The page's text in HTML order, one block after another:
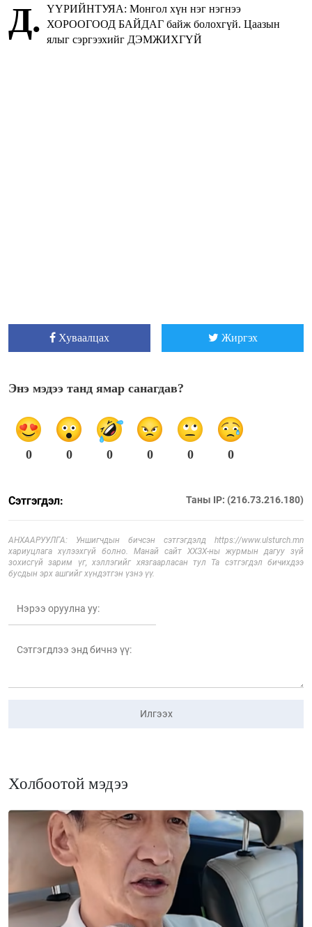
Д. ҮҮРИЙНТУЯА: Монгол хүн нэг нэгнээ
ХОРООГООД БАЙДАГ байж болохгүй. Цаазын
ялыг сэргээхийг ДЭМЖИХГҮЙ
Хуваалцах Жиргэх
Энэ мэдээ танд ямар санагдав?
0 0 0 0 0 0
Сэтгэгдэл: Таны IP: (216.73.216.180)
АНХААРУУЛГА: Уншигчдын бичсэн сэтгэгдэлд https://www.ulsturch.mn
хариуцлага хүлээхгүй болно. Манай сайт ХХЗХ-ны журмын дагуу зүй
зохисгүй зарим үг, хэллэгийг хязгаарласан тул Та сэтгэгдэл бичихдээ
бусдын эрх ашгийг хүндэтгэн үзнэ үү.
Илгээх
Холбоотой мэдээ